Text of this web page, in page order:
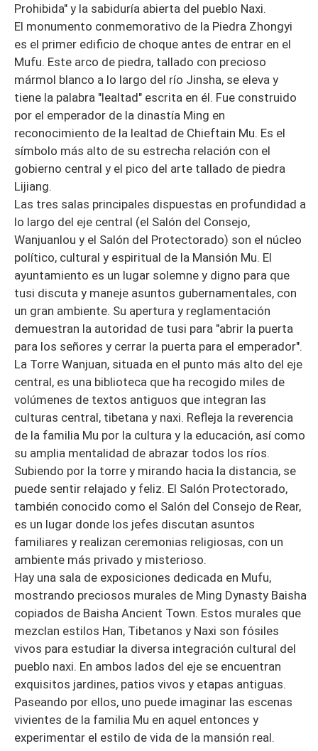
Prohibida" y la sabiduría abierta del pueblo Naxi.
El monumento conmemorativo de la Piedra Zhongyi
es el primer edificio de choque antes de entrar en el
Mufu. Este arco de piedra, tallado con precioso
mármol blanco a lo largo del río Jinsha, se eleva y
tiene la palabra "lealtad" escrita en él. Fue construido
por el emperador de la dinastía Ming en
reconocimiento de la lealtad de Chieftain Mu. Es el
símbolo más alto de su estrecha relación con el
gobierno central y el pico del arte tallado de piedra
Lijiang.
Las tres salas principales dispuestas en profundidad a
lo largo del eje central (el Salón del Consejo,
Wanjuanlou y el Salón del Protectorado) son el núcleo
político, cultural y espiritual de la Mansión Mu. El
ayuntamiento es un lugar solemne y digno para que
tusi discuta y maneje asuntos gubernamentales, con
un gran ambiente. Su apertura y reglamentación
demuestran la autoridad de tusi para "abrir la puerta
para los señores y cerrar la puerta para el emperador".
La Torre Wanjuan, situada en el punto más alto del eje
central, es una biblioteca que ha recogido miles de
volúmenes de textos antiguos que integran las
culturas central, tibetana y naxi. Refleja la reverencia
de la familia Mu por la cultura y la educación, así como
su amplia mentalidad de abrazar todos los ríos.
Subiendo por la torre y mirando hacia la distancia, se
puede sentir relajado y feliz. El Salón Protectorado,
también conocido como el Salón del Consejo de Rear,
es un lugar donde los jefes discutan asuntos
familiares y realizan ceremonias religiosas, con un
ambiente más privado y misterioso.
Hay una sala de exposiciones dedicada en Mufu,
mostrando preciosos murales de Ming Dynasty Baisha
copiados de Baisha Ancient Town. Estos murales que
mezclan estilos Han, Tibetanos y Naxi son fósiles
vivos para estudiar la diversa integración cultural del
pueblo naxi. En ambos lados del eje se encuentran
exquisitos jardines, patios vivos y etapas antiguas.
Paseando por ellos, uno puede imaginar las escenas
vivientes de la familia Mu en aquel entonces y
experimentar el estilo de vida de la mansión real.